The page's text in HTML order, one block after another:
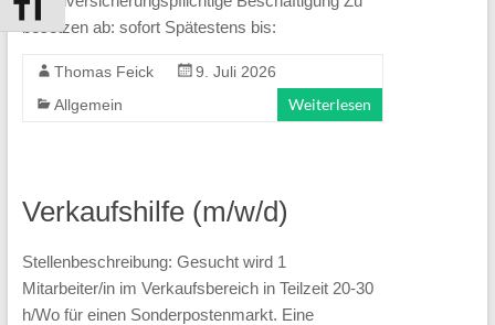
Schrift vergrößern
Förderung
der
Jüngsten
Bildungspaket.
Ziel
ist
besetzen ab: sofort Spätestens bis:
Thomas Feick
9. Juli 2026
Allgemein
Weiterlesen
Verkaufshilfe (m/w/d)
Stellenbeschreibung: Gesucht wird 1
Mitarbeiter/in im Verkaufsbereich in Teilzeit 20-30
h/Wo für einen Sonderpostenmarkt. Eine